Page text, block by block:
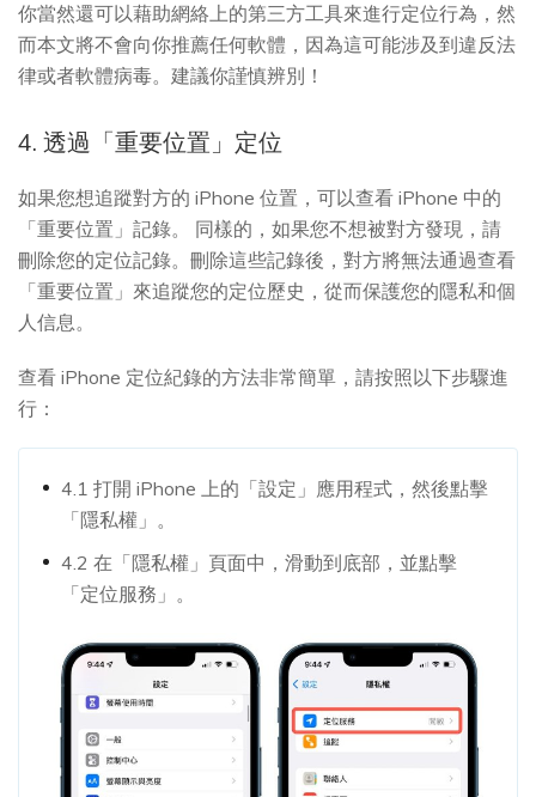
你當然還可以藉助網絡上的第三方工具來進行定位行為，然
而本文將不會向你推薦任何軟體，因為這可能涉及到違反法
律或者軟體病毒。建議你謹慎辨別！
4. 透過「重要位置」定位
如果您想追蹤對方的 iPhone 位置，可以查看 iPhone 中的
「重要位置」記錄。 同樣的，如果您不想被對方發現，請
刪除您的定位記錄。刪除這些記錄後，對方將無法通過查看
「重要位置」來追蹤您的定位歷史，從而保護您的隱私和個
人信息。
查看 iPhone 定位紀錄的方法非常簡單，請按照以下步驟進
行：
4.1 打開 iPhone 上的「設定」應用程式，然後點擊
「隱私權」。
4.2 在「隱私權」頁面中，滑動到底部，並點擊
「定位服務」。